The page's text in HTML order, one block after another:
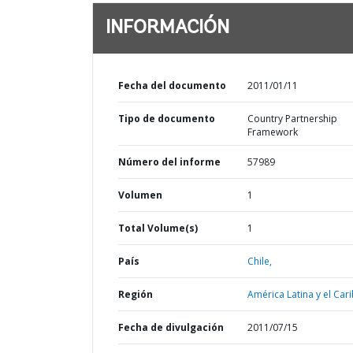
INFORMACIÓN
Fecha del documento 2011/01/11
Tipo de documento
Country Partnership
Framework
Número del informe 57989
Volumen 1
Total Volume(s) 1
País Chile,
Región América Latina y el
Fecha de divulgación 2011/07/15